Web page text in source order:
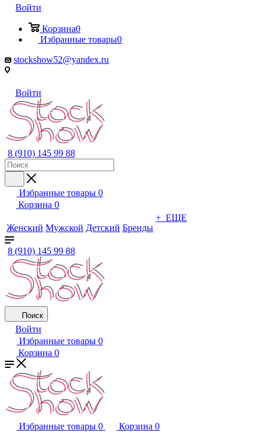
Войти
Корзина0
Избранные товары0
stockshow52@yandex.ru
Войти
8 (910) 145 99 88
Избранные товары 0
Корзина 0
Женский Мужской Детский Бренды
+ ЕЩЕ
8 (910) 145 99 88
Поиск
Войти
Избранные товары 0
Корзина 0
Избранные товары 0 Корзина 0